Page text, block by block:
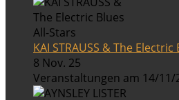
KAI STRAUSS & The
8 Nov. 25
Veranstaltungen am 14/11/